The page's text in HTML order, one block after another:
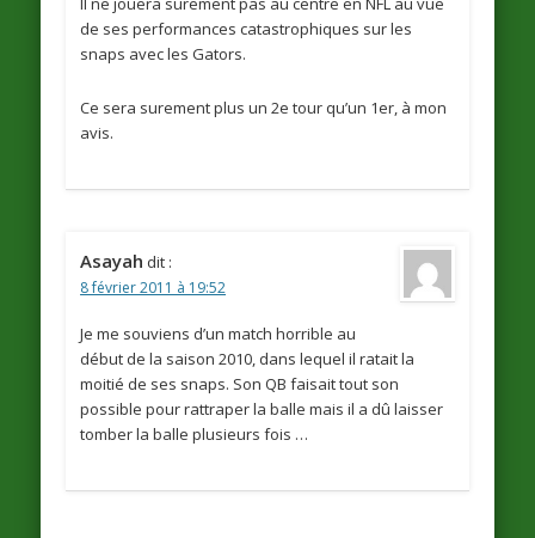
de ses performances catastrophiques sur les
snaps avec les Gators.
Ce sera surement plus un 2e tour qu’un 1er, à mon
avis.
Asayah dit :
8 février 2011 à 19:52
Je me souviens d’un match horrible au
début de la saison 2010, dans lequel il ratait la
moitié de ses snaps. Son QB faisait tout son
possible pour rattraper la balle mais il a dû laisser
tomber la balle plusieurs fois …